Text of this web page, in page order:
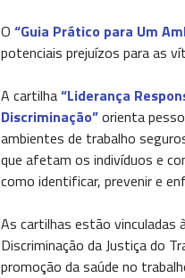
O “Guia Prático para Um
potenciais prejuízos para as
A cartilha“Liderança
Discriminação”orienta
ambientes de trabalho
que afetam os indivíduos e
como identificar, prevenir e
As cartilhas estão vinculadas
Discriminação da Justiça do
promoção da saúde no